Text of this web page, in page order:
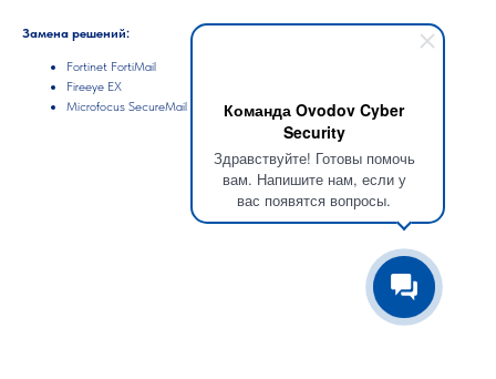
Команда Ovodov Cyber
Security
Здравствуйте! Готовы помочь
вам. Напишите нам, если у
вас появятся вопросы.
Замена решений:
Fortinet FortiMail
Fireeye EX
Microfocus SecureMail